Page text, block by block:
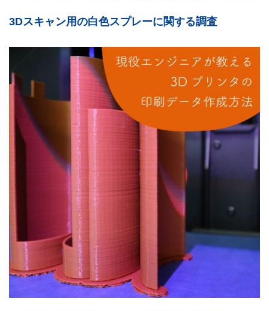
3Dスキャン用の白色スプレーに関する調査